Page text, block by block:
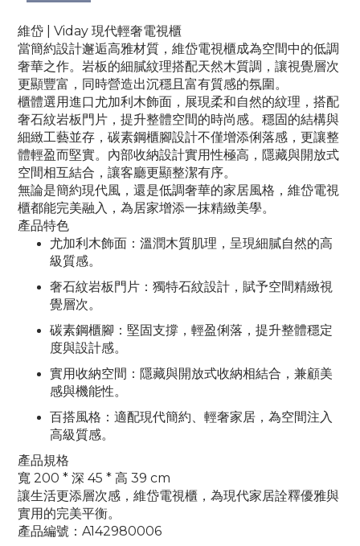
維岱 | Viday 現代輕奢電視櫃
當簡約設計邂逅高雅材質，維岱電視櫃成為空間中的低調
奢華之作。岩板的細膩紋理搭配天然木質調，讓視覺層次
更顯豐富，同時營造出沉穩且富有質感的氛圍。
櫃體選用進口尤加利木飾面，展現柔和自然的紋理，搭配
奢石紋岩板門片，提升整體空間的時尚感。穩固的結構與
細緻工藝並存，碳素鋼櫃腳設計不僅增添俐落感，更讓整
體輕盈而堅實。內部收納設計實用性極高，隱藏與開放式
空間相互結合，讓客廳更顯整潔有序。
無論是簡約現代風，還是低調奢華的家居風格，維岱電視
櫃都能完美融入，為居家增添一抹精緻美學。
產品特色
尤加利木飾面 ：溫潤木質肌理，呈現細膩自然的高
級質感。
奢石紋岩板門片 ：獨特石紋設計，賦予空間精緻視
覺層次。
碳素鋼櫃腳 ：堅固支撐，輕盈俐落，提升整體穩定
度與設計感。
實用收納空間 ：隱藏與開放式收納相結合，兼顧美
感與機能性。
百搭風格 ：適配現代簡約、輕奢家居，為空間注入
高級質感。
產品規格
寬 200 * 深 45 * 高 39 cm
讓生活更添層次感，維岱電視櫃，為現代家居詮釋優雅與
實用的完美平衡。
產品編號：A142980006